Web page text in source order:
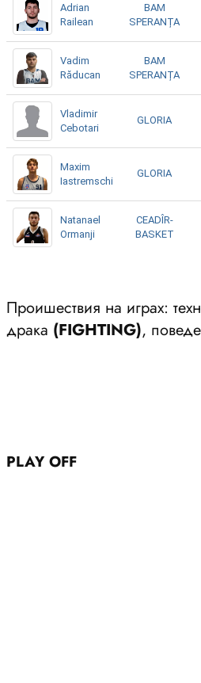
Adrian
Railean
BAM
SPERANȚA
Vadim
Răducan
BAM
SPERANȚA
Vladimir
Cebotari
GLORIA
Maxim
Iastremschi
GLORIA
Natanael
Ormanji
CEADÎR-
BASKET
Проишествия на играх:
драка (FIGHTING),
PLAY OFF